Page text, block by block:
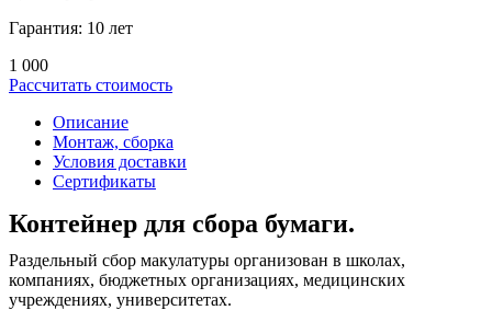
Гарантия: 10 лет
1 000
Рассчитать стоимость
Описание
Монтаж, сборка
Условия доставки
Сертификаты
Контейнер для сбора бумаги.
Раздельный сбор макулатуры организован в школах,
компаниях, бюджетных организациях, медицинских
учреждениях, университетах.